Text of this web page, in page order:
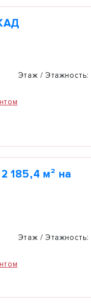
Этаж / Этажность:
185,4 м² на
Этаж / Этажность: